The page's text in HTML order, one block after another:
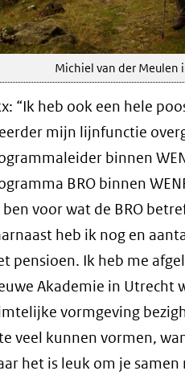
Michiel van der Meulen
“Ik heb ook een hele
mijn lijnfunctie
binnen
BRO binnen
ben voor wat de BRO
heb ik nog en
pensioen. Ik heb me
Akademie in Utrecht
vormgeving
veel kunnen vormen,
het is leuk om je